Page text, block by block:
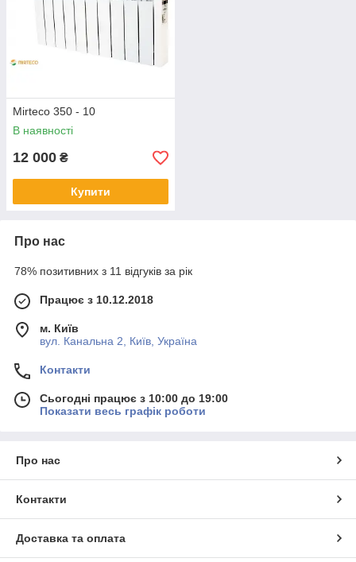
Mirteco 350 - 10
В наявності
12 000 ₴
Купити
Про нас
78% позитивних з 11 відгуків за рік
Працює з 10.12.2018
м. Київ
вул. Канальна 2, Київ, Україна
Контакти
Сьогодні працює з 10:00 до 19:00
Показати весь графік роботи
Про нас
Контакти
Доставка та оплата